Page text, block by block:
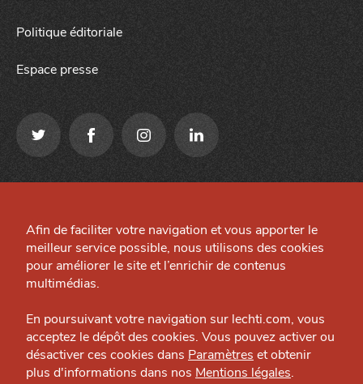
Grande Cause
Nous contacter
Politique éditoriale
Espace presse
Politique éditoriale
Espace presse
Préférences cookies
Site créé par
Afin de faciliter votre navigation et vous apporter le
meilleur service possible, nous utilisons des cookies
pour améliorer le site et l’enrichir de contenus
multimédias.
En poursuivant votre navigation sur lechti.com, vous
acceptez le dépôt des cookies. Vous pouvez activer ou
désactiver ces cookies dans Paramètres et obtenir
plus d'informations dans nos Mentions légales.
J'accepte Je refuse